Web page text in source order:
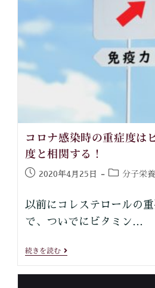
コロナ感染時の重症度は
度と相関する！
2020年4月25日 分子栄
以前にコレステロールの
で、ついでにビタミン…
続きを読む